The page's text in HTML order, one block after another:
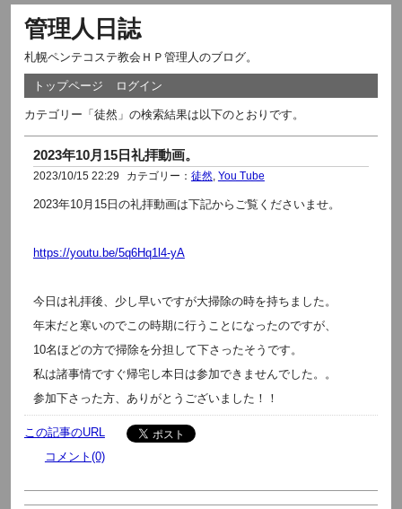
管理人日誌
札幌ペンテコステ教会ＨＰ管理人のブログ。
トップページ ログイン
カテゴリー「徒然」の検索結果は以下のとおりです。
2023年10月15日礼拝動画。
2023/10/15 22:29 カテゴリー： 徒然, You Tube
2023年10月15日の礼拝動画は下記からご覧くださいませ。
https://youtu.be/5q6Hq1l4-yA
今日は礼拝後、少し早いですが大掃除の時を持ちました。
年末だと寒いのでこの時期に行うことになったのですが、
10名ほどの方で掃除を分担して下さったそうです。
私は諸事情ですぐ帰宅し本日は参加できませんでした。。
参加下さった方、ありがとうございました！！
この記事のURL
コメント(0)